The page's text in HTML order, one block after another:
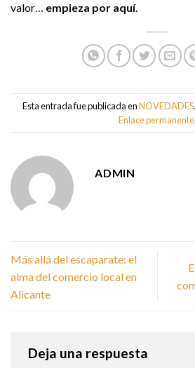
valor… empieza por aquí.
Esta entrada fue publicada enNOVEDADES
Enlace permanente.
ADMIN
Más allá del escaparate: el
alma del comercio local en
Alicante
Deja una respuesta